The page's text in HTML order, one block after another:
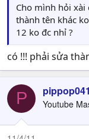
Cho mình hỏi xài
thành tên khác
12 ko đc nhỉ ?
có !!! phải sửa
P Youtube